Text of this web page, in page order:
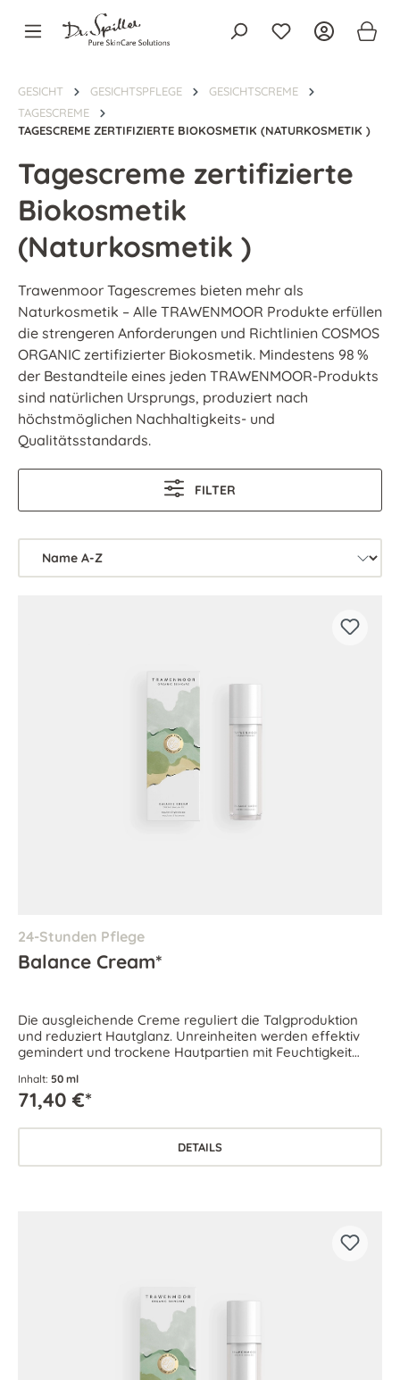
springen
GESICHT GESICHTSPFLEGE
GESICHTSCREME
TAGESCREME
TAGESCREME ZERTIFIZIERTE BIOKOSMETIK (NATURKOSMETIK )
Tagescreme zertifizierte
Biokosmetik
(Naturkosmetik )
Trawenmoor Tagescremes bieten mehr als
Naturkosmetik – Alle TRAWENMOOR Produkte erfüllen
die strengeren Anforderungen und Richtlinien COSMOS
ORGANIC zertifizierter Biokosmetik. Mindestens 98 %
der Bestandteile eines jeden TRAWENMOOR-Produkts
sind natürlichen Ursprungs, produziert nach
höchstmöglichen Nachhaltigkeits- und
Qualitätsstandards.
FILTER
24-Stunden Pflege
Balance Cream*
Die ausgleichende Creme reguliert die Talgproduktion
und reduziert Hautglanz. Unreinheiten werden effektiv
gemindert und trockene Hautpartien mit Feuchtigkeit
unreine Haut.
Inhalt: 50 ml
71,40 €*
DETAILS